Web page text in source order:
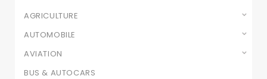
AGRICULTURE
AUTOMOBILE
AVIATION
BUS & AUTOCARS